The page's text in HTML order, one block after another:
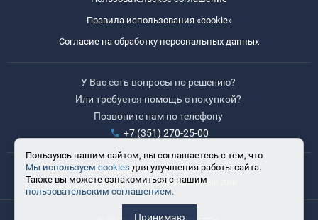
Правила использования «cookie»
Согласие на обработку персональных данных
У Вас есть вопросы по решению?
Или требуется помощь с покупкой?
Позвоните нам по телефону
+7 (351) 270-25-00
Время работы: 8:30-17:30
Выходные: сб, вс, праздничные дни
Пользуясь нашим сайтом, вы соглашаетесь с тем, что
Мы используем cookies для улучшения работы сайта.
Также вы можете ознакомиться с нашим
пользовательским соглашением.
Принимаю